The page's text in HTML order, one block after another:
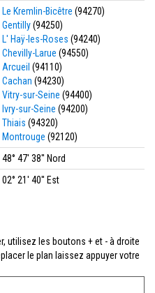
Le Kremlin-Bicêtre (94270)
Gentilly(94250)
L' Haÿ-les-Roses (94240)
Chevilly-Larue (94550)
Arcueil (94110)
Cachan (94230)
Vitry-sur-Seine (94400)
Ivry-sur-Seine (94200)
Thiais (94320)
Montrouge (92120)
48° 47' 38'' Nord
02° 21' 40'' Est
utilisez les boutons + et - à droite
le plan laissez appuyer votre